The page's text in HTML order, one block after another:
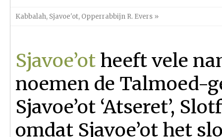
Kabbalah, Sjavoe'ot, Opperrabbijn R. Evers »
Sjavoe’ot heeft vele
noemen de Talmoed-
Sjavoe’ot ‘Atseret’,
omdat Sjavoe’ot het